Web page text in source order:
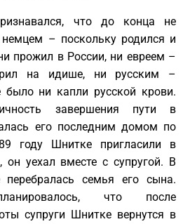
что до конца не
– поскольку родился и
прожил в России, ни евреем –
на идише, ни русским –
ни капли русской крови.
завершения пути в
его последним домом по
году Шнитке пригласили в
он уехал вместе с супругой. В
семья его сына.
что после
супруги Шнитке вернутся в